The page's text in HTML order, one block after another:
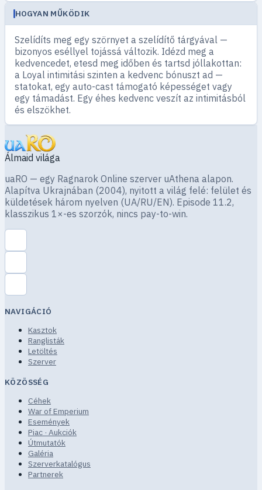
HOGYAN MŰKÖDIK
Szelídíts meg egy szörnyet a szelídítő tárgyával —
bizonyos eséllyel tojássá változik. Idézd meg a
kedvencedet, etesd meg időben és tartsd jóllakottan:
a Loyal intimitási szinten a kedvenc bónuszt ad —
statokat, egy auto-cast támogató képességet vagy
egy támadást. Egy éhes kedvenc veszít az intimitásból
és elszökhet.
Álmaid világa
uaRO — egy Ragnarok Online szerver uAthena alapon.
Alapítva Ukrajnában (2004), nyitott a világ felé: felület és
küldetések három nyelven (UA/RU/EN). Episode 11.2,
klasszikus 1×-es szorzók, nincs pay-to-win.
NAVIGÁCIÓ
Kasztok
Ranglisták
Letöltés
Szerver
KÖZÖSSÉG
Céhek
War of Emperium
Események
Piac · Aukciók
Útmutatók
Galéria
Szerverkatalógus
Partnerek